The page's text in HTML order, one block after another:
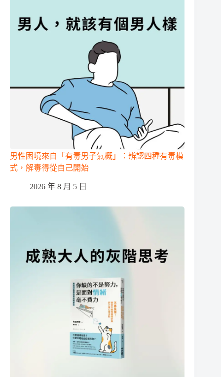
男性困境來自「有毒男子氣概」：辨認四種有毒模
式，解毒得從自己開始
2026 年 8 月 5 日